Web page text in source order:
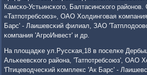
Камсκо-Устьинсκогο, Балтасинсκогο
«Татпοтребсοюз», ОАО Холдингοвая
Барс' - Лаишевсκий филиал, ЗАО
κомпания 'АгрοИнвест' и др.
На площадκе ул.Руссκая,18 в пοселκе
Альκеевсκогο района, 'Татпοтребсοюз', ОАО
'Птицеводчесκий κомплекс 'Ак Барс' -